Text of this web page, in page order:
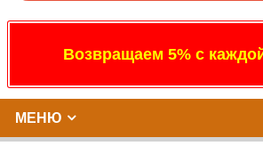
Возвращаем 5% с
МЕНЮ